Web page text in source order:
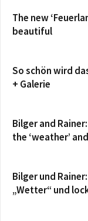
The new
beautiful
So schön wird
+ Galerie
Bilger and
the ‘weather’
Bilger und
„Wetter“ und